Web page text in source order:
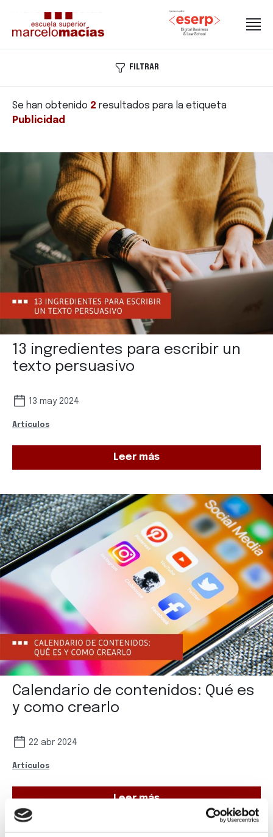
FILTRAR
Se han obtenido 2 resultados para la etiqueta
Publicidad
13 ingredientes para escribir un
texto persuasivo
13 may 2024
Artículos
Leer más
Calendario de contenidos: Qué es
y como crearlo
22 abr 2024
Artículos
Leer más